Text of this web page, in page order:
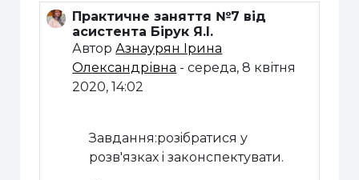
Практичне заняття №7 від
асистента Бірук Я.І.
АвторАзнаурян Ірина
Олександрівна -середа, 8 квітня
2020, 14:02
Кількість відповідей: 0
Завдання:розiбратися у
розв'язках i законспектувати.